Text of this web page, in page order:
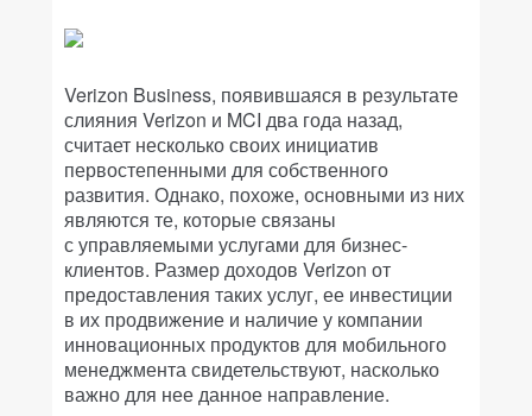
Verizon Business, появившаяся в результате
слияния Verizon и MCI два года назад,
считает несколько своих инициатив
первостепенными для собственного
развития. Однако, похоже, основными из них
являются те, которые связаны
с управляемыми услугами для бизнес-
клиентов. Размер доходов Verizon от
предоставления таких услуг, ее инвестиции
в их продвижение и наличие у компании
инновационных продуктов для мобильного
менеджмента свидетельствуют, насколько
важно для нее данное направление.